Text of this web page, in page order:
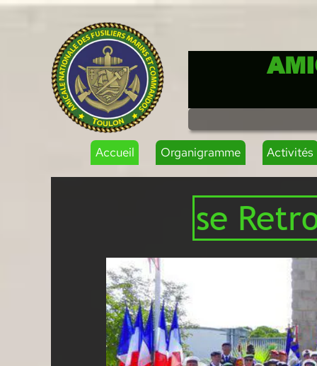
Accueil Organigramme Activités
se